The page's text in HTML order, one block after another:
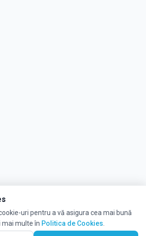
uri pentru a vă asigura cea mai bună
mai multe în Politica de Cookies